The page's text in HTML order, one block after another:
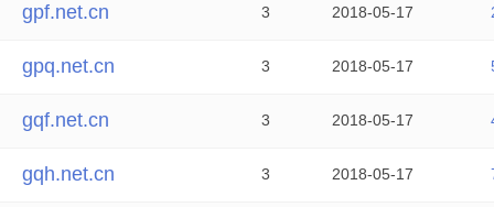
gpf.net.cn 3 2018-05-17
gpq.net.cn 3 2018-05-17
gqf.net.cn 3 2018-05-17
gqh.net.cn 3 2018-05-17